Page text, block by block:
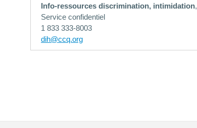
Info-ressources discrimination, intimidation,
Service confidentiel
1 833 333-8003
dih@ccq.org